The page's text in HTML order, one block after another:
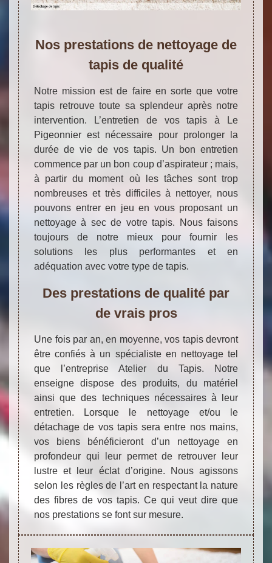
Nos prestations de nettoyage de
tapis de qualité
Notre mission est de faire en sorte que votre
tapis retrouve toute sa splendeur après notre
intervention. L’entretien de vos tapis à Le
Pigeonnier est nécessaire pour prolonger la
durée de vie de vos tapis. Un bon entretien
commence par un bon coup d’aspirateur ; mais,
à partir du moment où les tâches sont trop
nombreuses et très difficiles à nettoyer, nous
pouvons entrer en jeu en vous proposant un
nettoyage à sec de votre tapis. Nous faisons
toujours de notre mieux pour fournir les
solutions les plus performantes et en
adéquation avec votre type de tapis.
Des prestations de qualité par
de vrais pros
Une fois par an, en moyenne, vos tapis devront
être confiés à un spécialiste en nettoyage tel
que l’entreprise Atelier du Tapis. Notre
enseigne dispose des produits, du matériel
ainsi que des techniques nécessaires à leur
entretien. Lorsque le nettoyage et/ou le
détachage de vos tapis sera entre nos mains,
vos biens bénéficieront d’un nettoyage en
profondeur qui leur permet de retrouver leur
lustre et leur éclat d’origine. Nous agissons
selon les règles de l’art en respectant la nature
des fibres de vos tapis. Ce qui veut dire que
nos prestations se font sur mesure.